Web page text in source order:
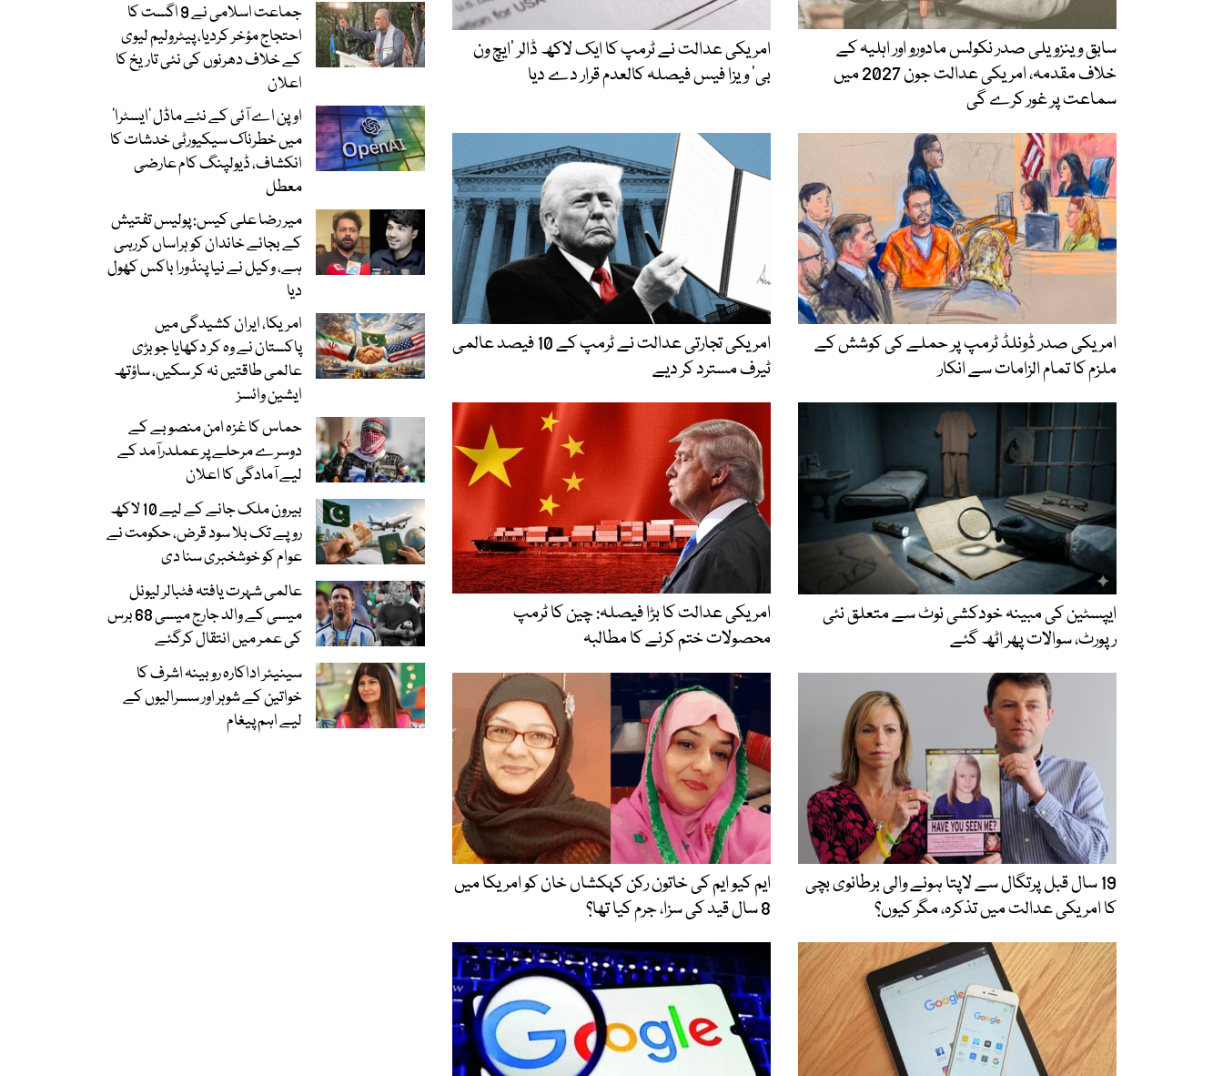
سابق وینزویلی صدر نکولس مادورو اور اہلیہ کے
خلاف مقدمہ، امریکی عدالت جون 2027 میں
سماعت پر غور کرے گی
امریکی عدالت نے ٹرمپ کا ایک لاکھ ڈالر ’ایچ ون
بی‘ ویزا فیس فیصلہ کالعدم قرار دے دیا
امریکی صدر ڈونلڈ ٹرمپ پر حملے کی کوشش کے
ملزم کا تمام الزامات سے انکار
امریکی تجارتی عدالت نے ٹرمپ کے 10 فیصد عالمی
ٹیرف مسترد کر دیے
ایپسٹین کی مبینہ خودکشی نوٹ سے متعلق نئی
رپورٹ، سوالات پھر اٹھ گئے
امریکی عدالت کا بڑا فیصلہ: چین کا ٹرمپ
محصولات ختم کرنے کا مطالبہ
19 سال قبل پرتگال سے لاپتا ہونے والی برطانوی بچی
کا امریکی عدالت میں تذکرہ، مگر کیوں؟
ایم کیو ایم کی خاتون رکن کہکشاں خان کو امریکا میں
8 سال قید کی سزا، جرم کیا تھا؟
جماعت اسلامی نے 9 اگست کا
احتجاج مؤخر کردیا، پیٹرولیم لیوی
کے خلاف دھرنوں کی نئی تاریخ کا
اعلان
اوپن اے آئی کے نئے ماڈل ’ایسٹرا‘
میں خطرناک سیکیورٹی خدشات کا
انکشاف، ڈیولپنگ کام عارضی
معطل
میر رضا علی کیس: پولیس تفتیش
کے بجائے خاندان کو ہراساں کررہی
ہے، وکیل نے نیا پنڈورا باکس کھول
دیا
امریکا، ایران کشیدگی میں
پاکستان نے وہ کر دکھایا جو بڑی
عالمی طاقتیں نہ کر سکیں، ساؤتھ
ایشین وائسز
حماس کا غزہ امن منصوبے کے
دوسرے مرحلے پر عملدرآمد کے
لیے آمادگی کا اعلان
بیرون ملک جانے کے لیے 10 لاکھ
روپے تک بلا سود قرض، حکومت نے
عوام کو خوشخبری سنا دی
عالمی شہرت یافتہ فٹبالر لیونل
میسی کے والد جارج میسی 68 برس
کی عمر میں انتقال کرگئے
سینیئر اداکارہ روبینہ اشرف کا
خواتین کے شوہر اور سسرالیوں کے
لیے اہم پیغام